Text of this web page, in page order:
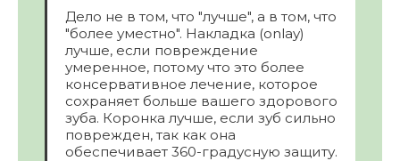
Дело не в том, что "лучше", а в том, что
"более уместно". Накладка (onlay)
лучше, если повреждение
умеренное, потому что это более
консервативное лечение, которое
сохраняет больше вашего здорового
зуба. Коронка лучше, если зуб сильно
поврежден, так как она
обеспечивает 360-градусную защиту.